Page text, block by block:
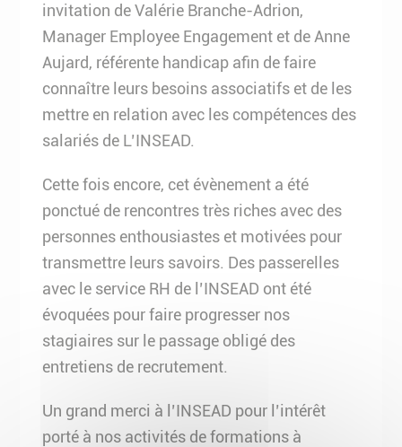
invitation de Valérie Branche-Adrion,
Manager Employee Engagement et de Anne
Aujard, référente handicap afin de faire
connaître leurs besoins associatifs et de les
mettre en relation avec les compétences des
salariés de L’INSEAD.
Cette fois encore, cet évènement a été
ponctué de rencontres très riches avec des
personnes enthousiastes et motivées pour
transmettre leurs savoirs. Des passerelles
avec le service RH de l’INSEAD ont été
évoquées pour faire progresser nos
stagiaires sur le passage obligé des
entretiens de recrutement.
Un grand merci à l’INSEAD pour l’intérêt
porté à nos activités de formations à